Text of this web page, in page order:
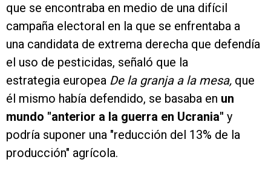
que se encontraba en medio de una difícil
campaña electoral en la que se enfrentaba a
una candidata de extrema derecha que defendía
el uso de pesticidas, señaló que la
estrategia europea De la granja a la mesa, que
él mismo había defendido, se basaba en un
mundo "anterior a la guerra en Ucrania" y
podría suponer una "reducción del 13% de la
producción" agrícola.